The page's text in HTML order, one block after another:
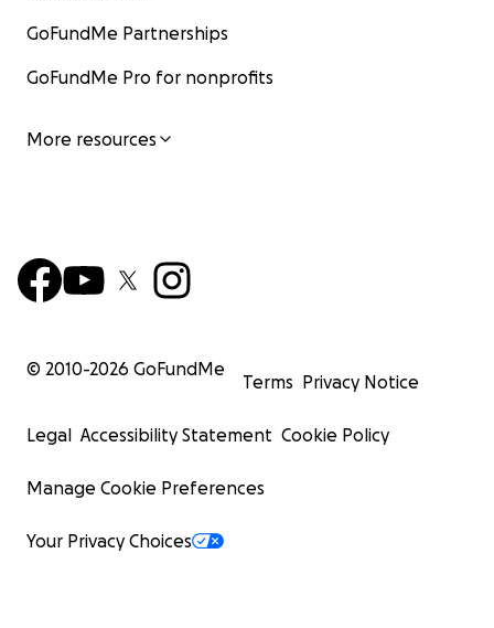
GoFundMe Partnerships
GoFundMe Pro for nonprofits
More resources
© 2010-2026 GoFundMe
Terms Privacy Notice
Legal Accessibility Statement Cookie Policy
Manage Cookie Preferences
Your Privacy Choices